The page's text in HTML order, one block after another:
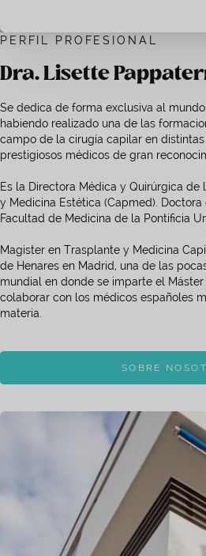
PERFIL PROFESIONAL
Dra. Lisette
Se dedica de forma exclusiva al
habiendo realizado una de las
campo de la cirugía capilar en
prestigiosos médicos de gran
Es la Directora Médica y Quirúrgica de
y Medicina Estética (Capmed).
Facultad de Medicina de la Pontificia
Magister en Trasplante y Medicina
de Henares en Madrid, una de las
mundial en donde se imparte el
colaborar con los médicos españoles
materia.
SOBRE